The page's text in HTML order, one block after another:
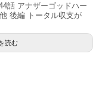
話 アナザーゴッドハー
後編 トータル収支が
読む